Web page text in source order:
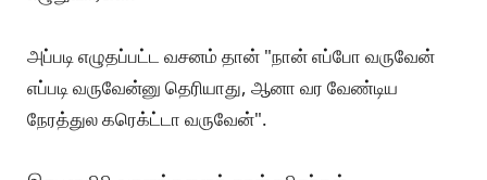
கே: சினிமாவில் அரசியல் அர்த்தம் பொதிந்த
வசனங்களைப் பேசி ஏன் பரபரப்பை உண்டு பண்ண
வேண்டும்?
ப: ரஜினி என்பது ஒரு மிகப்பெரிய "Brand".